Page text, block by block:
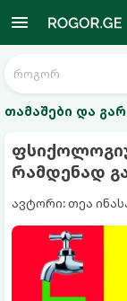
თამაშები და
რამდენად
ავტორი: თეა